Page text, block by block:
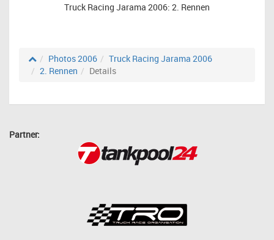
Truck Racing Jarama 2006: 2. Rennen
Photos 2006
Truck Racing Jarama 2006
2. Rennen
Details
Partner: